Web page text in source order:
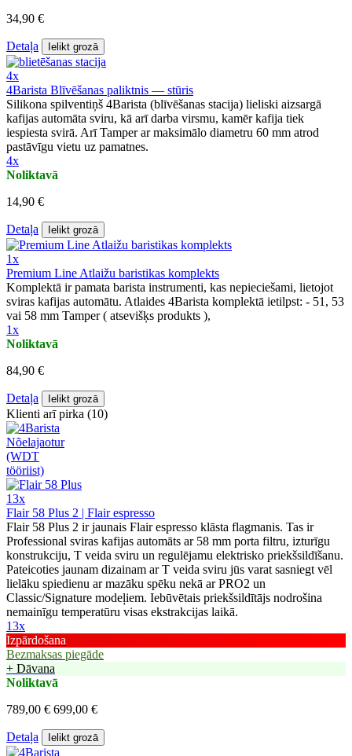
34,90 €
Detaļa Ielikt grozā
4x
4Barista Blīvēšanas paliktnis — stūris
Silikona spilventiņš 4Barista (blīvēšanas stacija) lieliski aizsargā
kafijas automāta sviru, kā arī darba virsmu, kamēr kafija tiek
iespiesta svirā. Arī Tamper ar maksimālo diametru 60 mm atrod
pastāvīgu vietu uz pamatnes.
4x
Noliktavā
14,90 €
Detaļa Ielikt grozā
1x
Premium Line Atlaižu baristikas komplekts
Komplektā ir pamata barista instrumenti, kas nepieciešami, lietojot
sviras kafijas automātu. Atlaides 4Barista komplektā ietilpst: - 51, 53
vai 58 mm Tamper ( atsevišķs produkts ),
1x
Noliktavā
84,90 €
Detaļa Ielikt grozā
Klienti arī pirka (10)
13x
Flair 58 Plus 2 | Flair espresso
Flair 58 Plus 2 ir jaunais Flair espresso klāsta flagmanis. Tas ir
Professional sviras kafijas automāts ar 58 mm porta filtru, izturīgu
konstrukciju, T veida sviru un regulējamu elektrisko priekšsildīšanu.
Pateicoties jaunam dizainam ar T veida sviru jūs varat sasniegt vēl
lielāku spiedienu ar mazāku spēku nekā ar PRO2 un
Classic/Signature modeļiem. Iebūvētais priekšsildītājs nodrošina
nemainīgu temperatūru visas ekstrakcijas laikā.
13x
Izpārdošana
Bezmaksas piegāde
+ Dāvana
Noliktavā
789,00 € 699,00 €
Detaļa Ielikt grozā